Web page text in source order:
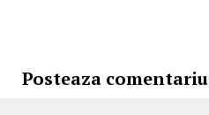
Posteaza comentariu